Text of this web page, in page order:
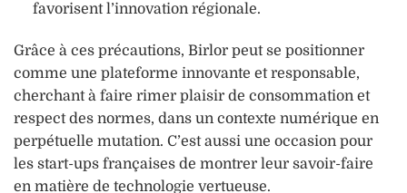
favorisent l’innovation régionale.
Grâce à ces précautions, Birlor peut se positionner
comme une plateforme innovante et responsable,
cherchant à faire rimer plaisir de consommation et
respect des normes, dans un contexte numérique en
perpétuelle mutation. C’est aussi une occasion pour
les start-ups françaises de montrer leur savoir-faire
en matière de technologie vertueuse.